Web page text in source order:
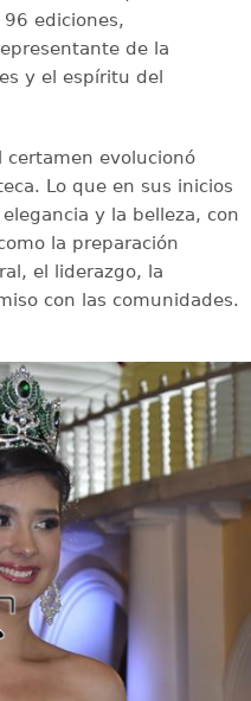
ediciones,
de la
y el espíritu del
certamen evolucionó
Lo que en sus inicios
y la belleza, con
la preparación
el liderazgo, la
con las comunidades.